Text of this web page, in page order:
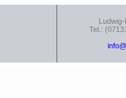
Tel.: